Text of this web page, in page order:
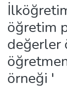
Analyze
Request/
öğretim
değerler
örneği '